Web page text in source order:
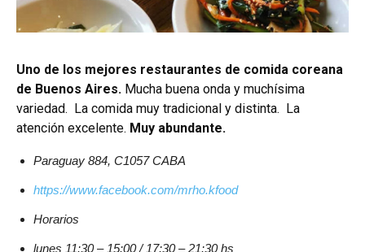
Uno de los mejores restaurantes de comida coreana
de Buenos Aires. Mucha buena onda y muchísima
variedad.
La comida muy tradicional y distinta. La
atención excelente. Muy abundante.
Paraguay 884, C1057 CABA
https://www.facebook.com/mrho.kfood
Horarios
lunes 11:30 – 15:00 / 17:30 – 21:30 hs